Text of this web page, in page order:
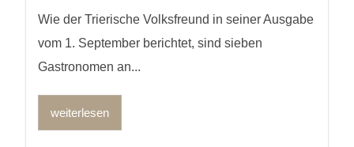
Wie der Trierische Volksfreund in seiner Ausgabe
vom 1. September berichtet, sind sieben
Gastronomen an...
weiterlesen